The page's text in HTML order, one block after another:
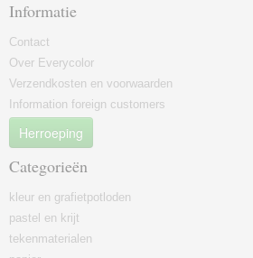
Informatie
Contact
Over Everycolor
Verzendkosten en voorwaarden
Information foreign customers
Herroeping
Categorieën
kleur en grafietpotloden
pastel en krijt
tekenmaterialen